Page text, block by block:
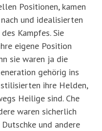
Positionen, kamen
und idealisierten
Kampfes. Sie
eigene Position
sie waren ja die
gehörig ins
ihre Helden,
Heilige sind. Che
waren sicherlich
und andere